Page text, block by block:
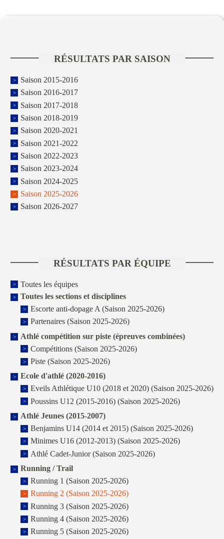
RÉSULTATS PAR SAISON
Saison 2015-2016
Saison 2016-2017
Saison 2017-2018
Saison 2018-2019
Saison 2020-2021
Saison 2021-2022
Saison 2022-2023
Saison 2023-2024
Saison 2024-2025
Saison 2025-2026
Saison 2026-2027
RÉSULTATS PAR ÉQUIPE
Toutes les équipes
Toutes les sections et disciplines
Escorte anti-dopage A (Saison 2025-2026)
Partenaires (Saison 2025-2026)
Athlé compétition sur piste (épreuves combinées)
Compétitions (Saison 2025-2026)
Piste (Saison 2025-2026)
Ecole d'athlé (2020-2016)
Eveils Athlétique U10 (2018 et 2020) (Saison 2025-2026)
Poussins U12 (2015-2016) (Saison 2025-2026)
Athlé Jeunes (2015-2007)
Benjamins U14 (2014 et 2015) (Saison 2025-2026)
Minimes U16 (2012-2013) (Saison 2025-2026)
Athlé Cadet-Junior (Saison 2025-2026)
Running / Trail
Running 1 (Saison 2025-2026)
Running 2 (Saison 2025-2026)
Running 3 (Saison 2025-2026)
Running 4 (Saison 2025-2026)
Running 5 (Saison 2025-2026)